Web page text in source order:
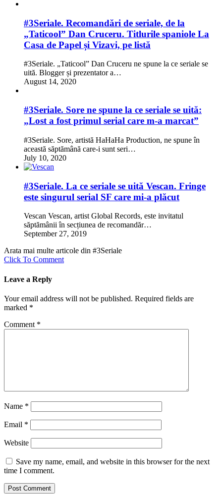
#3Seriale. Recomandări de seriale, de la
„Taticool” Dan Cruceru. Titlurile spaniole La
Casa de Papel și Vizavi, pe listă
#3Seriale. „Taticool” Dan Cruceru ne spune la ce seriale se
uită. Blogger și prezentator a…
August 14, 2020
#3Seriale. Sore ne spune la ce seriale se uită:
„Lost a fost primul serial care m-a marcat”
#3Seriale. Sore, artistă HaHaHa Production, ne spune în
această săptămână care-i sunt seri…
July 10, 2020
#3Seriale. La ce seriale se uită Vescan. Fringe
este singurul serial SF care mi-a plăcut
Vescan Vescan, artist Global Records, este invitatul
săptămânii în secțiunea de recomandăr…
September 27, 2019
Arata mai multe articole din #3Seriale
Click To Comment
Leave a Reply
Your email address will not be published. Required fields are
marked *
Comment *
Name *
Email *
Website
Save my name, email, and website in this browser for the next
time I comment.